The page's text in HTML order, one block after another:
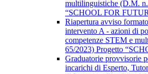
multilinguistiche (D.M.
“SCHOOL FOR
Riapertura avviso
intervento A - azioni di
competenze STEM e
65/2023) Progetto
Graduatorie provvisorie
incarichi di Esperto,